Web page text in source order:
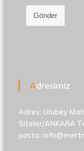
Gönder
Adresimiz
Adres: Ulubey
Siteler/ANKARA
posta: